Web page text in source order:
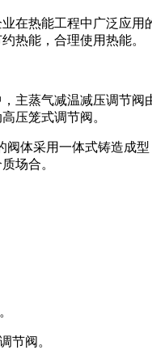
在热能工程中广泛应
热能，合理使用热能。
主蒸气减温减压调节
压笼式调节阀。
阀体采用一体式铸造成
场合。
节阀。